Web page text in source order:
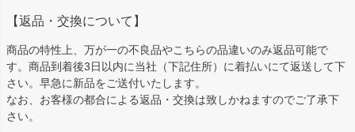
【返品・交換について】
商品の特性上、万が一の不良品やこちらの品違いのみ返品可能で
す。商品到着後3日以内に当社（下記住所）に着払いにて返送して下
さい。早急に新品をご送付いたします。
なお、お客様の都合による返品・交換は致しかねますのでご了承下
さい。